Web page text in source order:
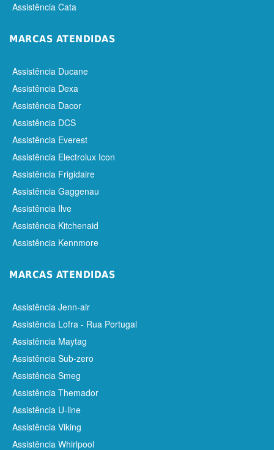
Assistência Cata
MARCAS ATENDIDAS
Assistência Ducane
Assistência Dexa
Assistência Dacor
Assistência DCS
Assistência Everest
Assistência Electrolux Icon
Assistência Frigidaire
Assistência Gaggenau
Assistência Ilve
Assistência Kitchenaid
Assistência Kennmore
MARCAS ATENDIDAS
Assistência Jenn-air
Assistência Lofra - Rua Portugal
Assistência Maytag
Assistência Sub-zero
Assistência Smeg
Assistência Themador
Assistência U-line
Assistência Viking
Assistência Whirlpool